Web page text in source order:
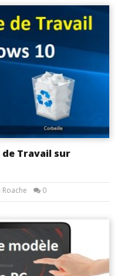
Travail sur
Roache 0